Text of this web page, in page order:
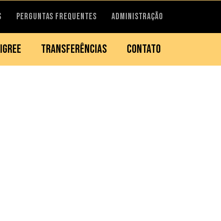
PERGUNTAS FREQUENTES ADMINISTRAÇÃO
TRANSFERÊNCIAS CONTATO